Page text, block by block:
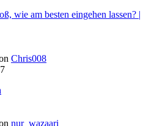
wie am besten eingehen lassen? |
Chris008
nur_wazaari